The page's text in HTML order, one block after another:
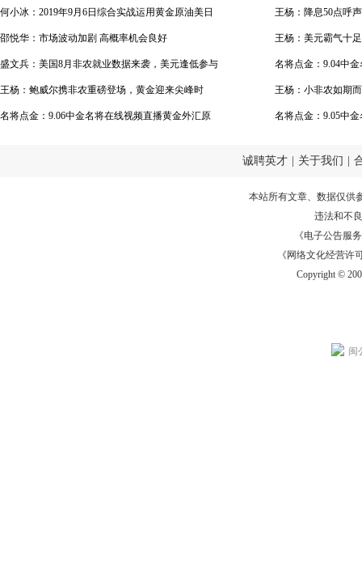
何小冰：2019年9月6日综合实战运用黄金原油美日
镑美
邵悦华：市场波动加剧 高概率机会良好
盛文兵：美国8月非农就业数据来袭，美元逢低参与
多头
王杨：鲍威尔携非农重磅登场，黄金迎来尖峰时
刻！
名将点金：9.06中金名将在线视频直播黄金外汇原
王杨：降息50点呼
王杨：美元霸气十
名将点金：9.04中
油
王杨：小非农如期
名将点金：9.05中
诚聘英才 关于我们
本站所有文章、数据仅供
违法和不
《电子公告服务
《网络文化经营许
Copyright ©
闽